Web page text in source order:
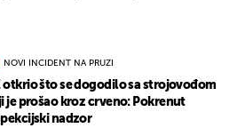
NOVI INCIDENT NA PRUZI
otkrio što se dogodilo sa strojovođom
je prošao kroz crveno: Pokrenut
nadzor